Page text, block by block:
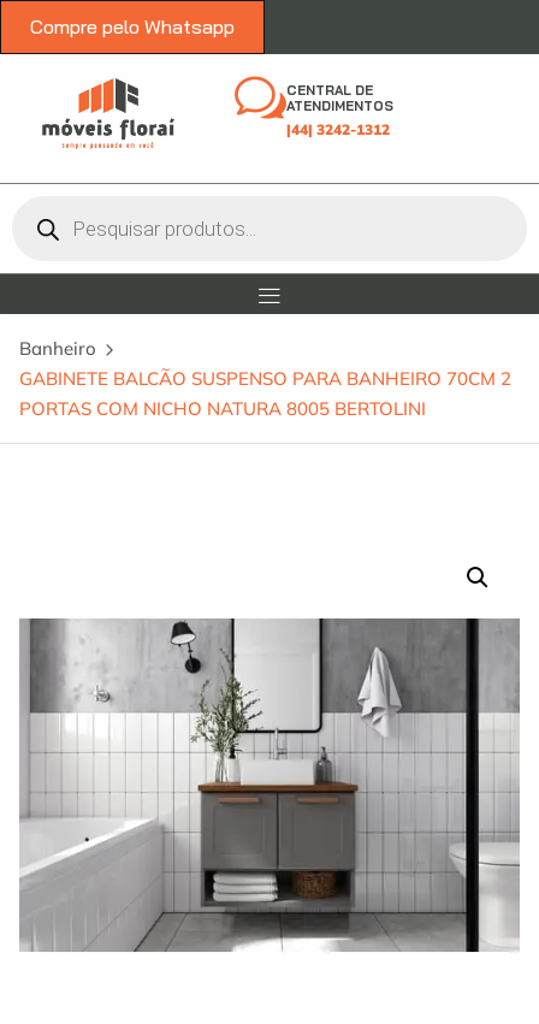
Compre pelo Whatsapp
CENTRAL DE
ATENDIMENTOS
|44| 3242-1312
Banheiro
GABINETE BALCÃO SUSPENSO PARA BANHEIRO 70CM 2
PORTAS COM NICHO NATURA 8005 BERTOLINI